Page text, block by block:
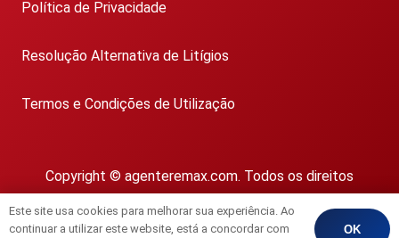
Política de Privacidade
Resolução Alternativa de Litígios
Termos e Condições de Utilização
Copyright © agenteremax.com. Todos os direitos
reservados.
AMI 1718
Este site usa cookies para melhorar sua experiência. Ao
continuar a utilizar este website, está a concordar com
OK